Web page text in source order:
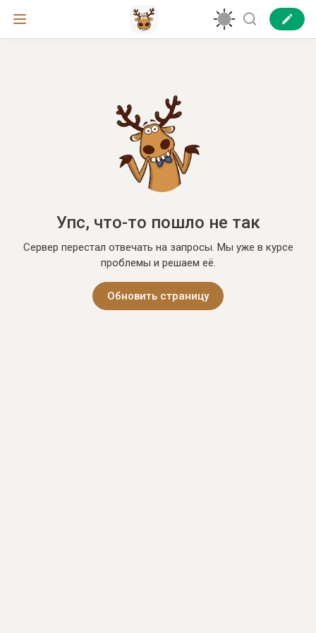
Упс, что-то пошло не так
Сервер перестал отвечать на запросы. Мы уже в курсе
проблемы и решаем её.
Обновить страницу